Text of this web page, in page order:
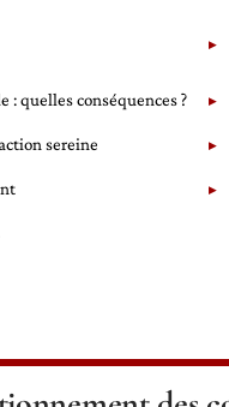
quelles conséquences ?
sereine